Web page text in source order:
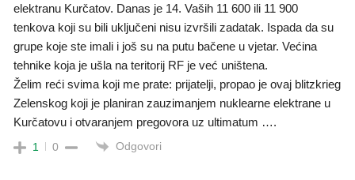
elektranu Kurčatov. Danas je 14. Vaših 11 600 ili 11 900
tenkova koji su bili uključeni nisu izvršili zadatak. Ispada da su
grupe koje ste imali i još su na putu bačene u vjetar. Većina
tehnike koja je ušla na teritorij RF je već uništena.
Želim reći svima koji me prate: prijatelji, propao je ovaj blitzkrieg
Zelenskog koji je planiran zauzimanjem nuklearne elektrane u
Kurčatovu i otvaranjem pregovora uz ultimatum ….
1 0 Odgovori